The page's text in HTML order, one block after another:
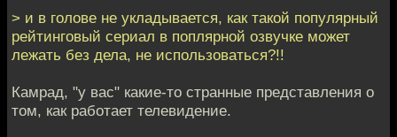
> и в голове не укладывается, как такой популярный
рейтинговый сериал в поплярной озвучке может
лежать без дела, не использоваться?!!
Камрад, "у вас" какие-то странные представления о
том, как работает телевидение.